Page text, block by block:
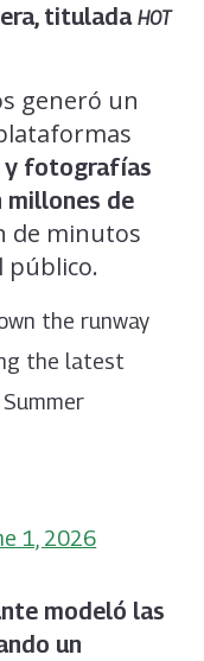
titulada HOT
generó un
y fotografías
millones de
de minutos
público.
the runway
the latest
1, 2026
modeló las
un